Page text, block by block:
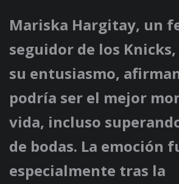
Mariska Hargitay, un
seguidor de los
su entusiasmo,
podría ser el mejor
vida, incluso
de bodas. La emoción
especialmente tras la